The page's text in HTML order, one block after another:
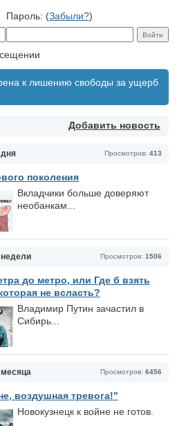
Пароль: (Забыли?)
к лишению свободы за ущерб
Добавить новость
Просмотров: 413
поколения
Вкладчики больше доверяют
необанкам...
Просмотров: 1506
до метро, или Где б взять
не всласть?
Владимир Путин зачастил в
Сибирь...
Просмотров: 6456
воздушная тревога!"
Новокузнецк к войне не готов.